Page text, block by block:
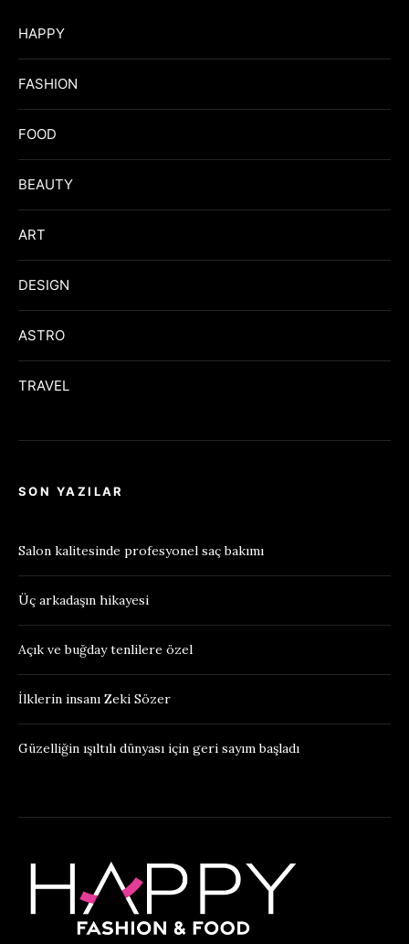
HAPPY
FASHION
FOOD
BEAUTY
ART
DESIGN
ASTRO
TRAVEL
SON YAZILAR
Salon kalitesinde profesyonel saç bakımı
Üç arkadaşın hikayesi
Açık ve buğday tenlilere özel
İlklerin insanı Zeki Sözer
Güzelliğin ışıltılı dünyası için geri sayım başladı